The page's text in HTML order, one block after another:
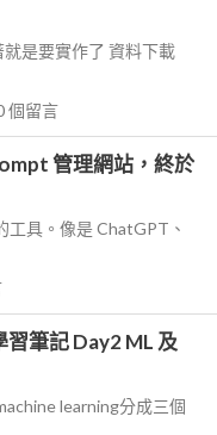
是要實作了 資料下載
個留言
管理網站，終於
具。像是 ChatGPT、
筆記 Day2 ML 及
learning分成三個